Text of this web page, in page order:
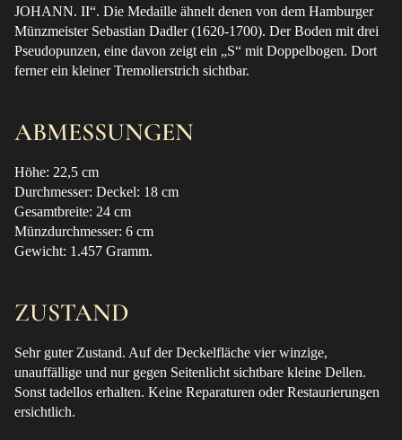
JOHANN. II“. Die Medaille ähnelt denen von dem Hamburger
Münzmeister Sebastian Dadler (1620-1700). Der Boden mit drei
Pseudopunzen, eine davon zeigt ein „S“ mit Doppelbogen. Dort
ferner ein kleiner Tremolierstrich sichtbar.
ABMESSUNGEN
Höhe: 22,5 cm
Durchmesser: Deckel: 18 cm
Gesamtbreite: 24 cm
Münzdurchmesser: 6 cm
Gewicht: 1.457 Gramm.
ZUSTAND
Sehr guter Zustand. Auf der Deckelfläche vier winzige,
unauffällige und nur gegen Seitenlicht sichtbare kleine Dellen.
Sonst tadellos erhalten. Keine Reparaturen oder Restaurierungen
ersichtlich.